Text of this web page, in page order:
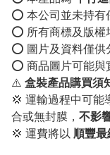
⭕️ 本公司並未持有
⭕️ 所有商標及版權
⭕️ 圖片及資料僅供
⭕️ 商品圖片可能與
⚠️ 盒裝產品購買須
💢 運輸過程中可能
合或無封膜， 不影
💢 運費將以 順豐